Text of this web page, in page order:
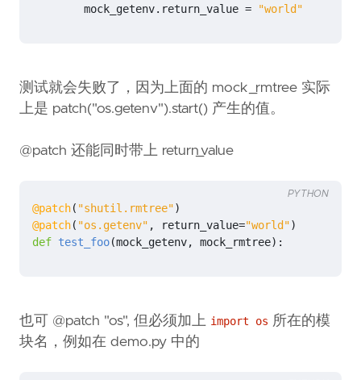
mock_getenv. return_value = "world"
测试就会失败了，因为上面的 mock_rmtree 实际
上是 patch("os.getenv").start() 产生的值。
@patch 还能同时带上 return_value
@patch( "shutil.rmtree")
@patch( "os.getenv" , return_value="world")
def test_foo(mock_getenv, mock_rmtree):
PYTHON
也可 @patch "os", 但必须加上 import os 所在的模
块名，例如在 demo.py 中的